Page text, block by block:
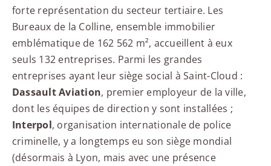
forte représentation du secteur tertiaire. Les
Bureaux de la Colline, ensemble immobilier
emblématique de 162 562 m², accueillent à eux
seuls 132 entreprises. Parmi les grandes
entreprises ayant leur siège social à Saint-Cloud :
Dassault Aviation, premier employeur de la ville,
dont les équipes de direction y sont installées ;
Interpol, organisation internationale de police
criminelle, y a longtemps eu son siège mondial
(désormais à Lyon, mais avec une présence